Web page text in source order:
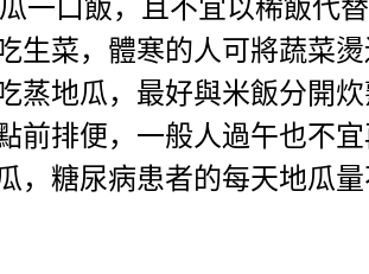
一口飯，且不宜以稀飯代替
菜，體寒的人可將蔬菜燙
地瓜，最好與米飯分開炊
前排便，一般人過午也不宜
，糖尿病患者的每天地瓜